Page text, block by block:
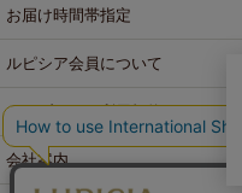
お届け時間帯指定
ルピシア会員について
ウェブサイト利用規約
会社案内